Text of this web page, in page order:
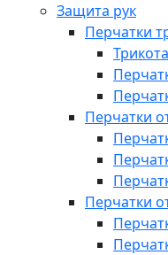
Защита рук
Перчатки
Перчатки
Перчатки